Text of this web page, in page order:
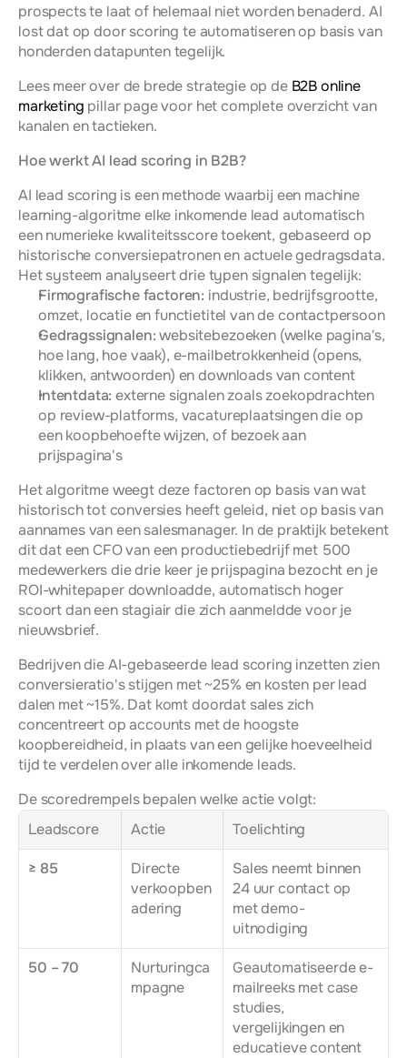
prospects te laat of helemaal niet worden benaderd. AI
lost dat op door scoring te automatiseren op basis van
honderden datapunten tegelijk.
Lees meer over de brede strategie op de B2B online
marketing pillar page voor het complete overzicht van
kanalen en tactieken.
Hoe werkt AI lead scoring in B2B?
AI lead scoring is een methode waarbij een machine
learning-algoritme elke inkomende lead automatisch
een numerieke kwaliteitsscore toekent, gebaseerd op
historische conversiepatronen en actuele gedragsdata.
Het systeem analyseert drie typen signalen tegelijk:
Firmografische factoren: industrie, bedrijfsgrootte,
omzet, locatie en functietitel van de contactpersoon
Gedragssignalen: websitebezoeken (welke pagina's,
hoe lang, hoe vaak), e-mailbetrokkenheid (opens,
klikken, antwoorden) en downloads van content
Intentdata: externe signalen zoals zoekopdrachten
op review-platforms, vacatureplaatsingen die op
een koopbehoefte wijzen, of bezoek aan
prijspagina's
Het algoritme weegt deze factoren op basis van wat
historisch tot conversies heeft geleid, niet op basis van
aannames van een salesmanager. In de praktijk betekent
dit dat een CFO van een productiebedrijf met 500
medewerkers die drie keer je prijspagina bezocht en je
ROI-whitepaper downloadde, automatisch hoger
scoort dan een stagiair die zich aanmeldde voor je
nieuwsbrief.
Bedrijven die AI-gebaseerde lead scoring inzetten zien
conversieratio's stijgen met ~25% en kosten per lead
dalen met ~15%. Dat komt doordat sales zich
concentreert op accounts met de hoogste
koopbereidheid, in plaats van een gelijke hoeveelheid
tijd te verdelen over alle inkomende leads.
De scoredrempels bepalen welke actie volgt:
Leadscore
Actie Toelichting
≥ 85
Directe
verkoopben
adering
Sales neemt binnen
24 uur contact op
met demo-
uitnodiging
50 – 70
Nurturingca
mpagne
Geautomatiseerde e-
mailreeks met case
studies,
vergelijkingen en
educatieve content